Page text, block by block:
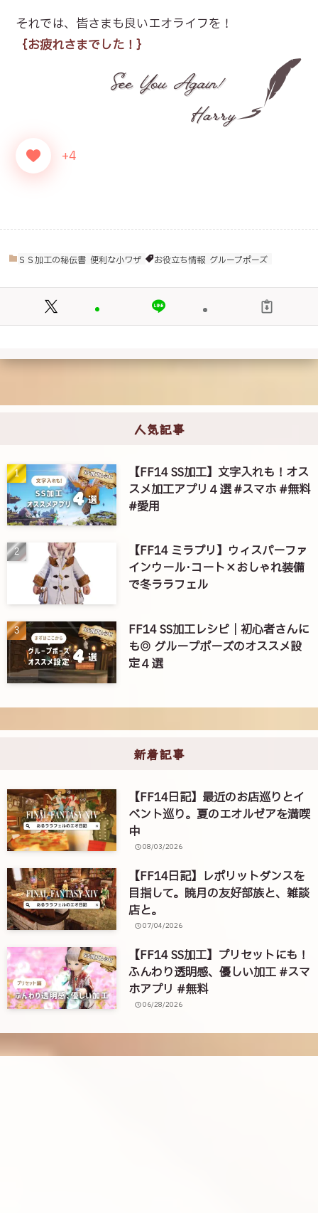
それでは、皆さまも良いエオライフを！
｛お疲れさまでした！｝
+4
ＳＳ加工の秘伝書 便利な小ワザ お役立ち情報 グループポーズ
人気記事
【FF14 SS加工】文字入れも！オス
スメ加工アプリ４選 #スマホ #無料
#愛用
【FF14 ミラプリ】ウィスパーファ
インウール･コート×おしゃれ装備
で冬ララフェル
FF14 SS加工レシピ｜初心者さんに
も◎ グループポーズのオススメ設
定４選
新着記事
【FF14日記】最近のお店巡りとイ
ベント巡り。夏のエオルゼアを満喫
中
08/03/2026
【FF14日記】レポリットダンスを
目指して。暁月の友好部族と、雑談
店と。
07/04/2026
【FF14 SS加工】プリセットにも！
ふんわり透明感、優しい加工 #スマ
ホアプリ #無料
06/28/2026